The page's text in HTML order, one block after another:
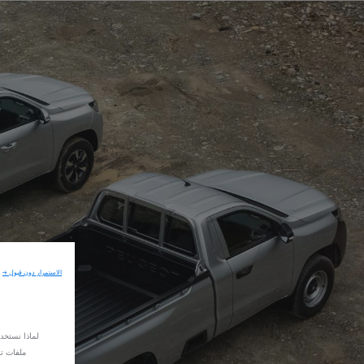
الاستمرار دون قبول →
لماذا
ملفات